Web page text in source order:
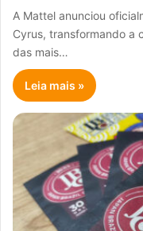
A Mattel anunciou
Cyrus, transformando a
das mais…
Leia mais »